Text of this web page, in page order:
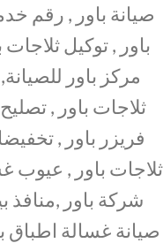
صيانة باور , رقم
باور , توكيل
مركز باور
ثلاجات باور ,
فريزر باور ,
ثلاجات باور , عيوب
شركة باور ,منافذ
صيانة غسالة اطباق